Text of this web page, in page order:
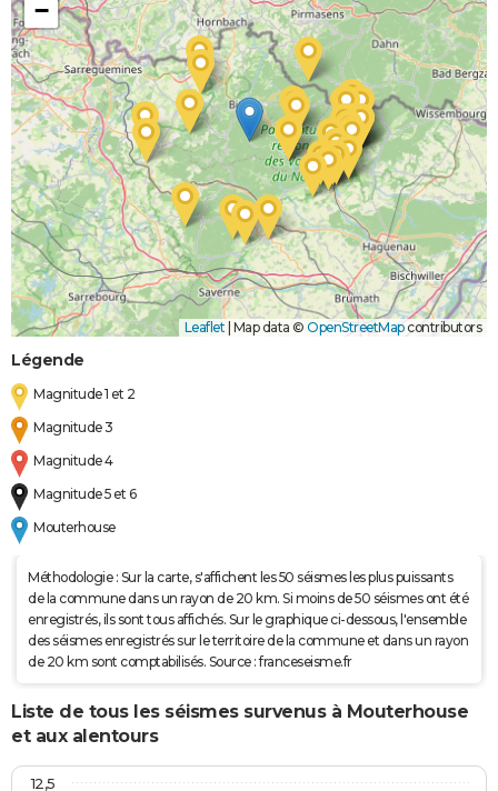
−
Leaflet | Map data © OpenStreetMapcontributors
Légende
Magnitude 1 et 2
Magnitude 3
Magnitude 4
Magnitude 5 et 6
Mouterhouse
Méthodologie : Sur la carte, s'affichent les 50 séismes les plus puissants
de la commune dans un rayon de 20 km. Si moins de 50 séismes ont été
enregistrés, ils sont tous affichés. Sur le graphique ci-dessous, l'ensemble
des séismes enregistrés sur le territoire de la commune et dans un rayon
de 20 km sont comptabilisés. Source : franceseisme.fr
Liste de tous les séismes survenus à Mouterhouse
et aux alentours
12,5